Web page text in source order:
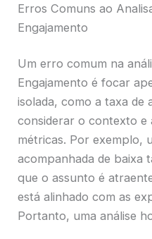
Erros Comuns ao
Engajamento
Um erro comum na
Engajamento é focar
isolada, como a taxa de
considerar o contexto e
métricas. Por exemplo,
acompanhada de baixa
que o assunto é
está alinhado com as
Portanto, uma análise